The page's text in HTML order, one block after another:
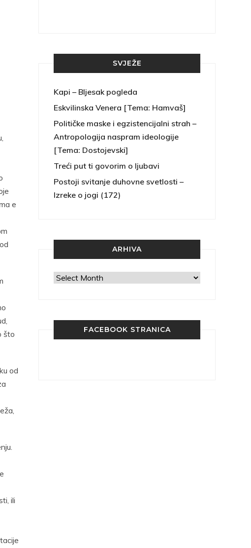
e
što
od
ili
SVJEŽE
Kapi – Bljesak pogleda
Eskvilinska Venera [Tema: Hamvaš]
Političke maske i egzistencijalni strah –
Antropologija naspram ideologije
[Tema: Dostojevski]
Treći put ti govorim o ljubavi
Postoji svitanje duhovne svetlosti –
Izreke o jogi (172)
ARHIVA
Arhiva
FACEBOOK STRANICA